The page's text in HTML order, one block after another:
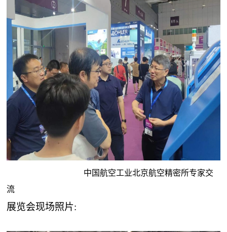
中国航空工业北京航空精密所专家交
流
展览会现场照片: